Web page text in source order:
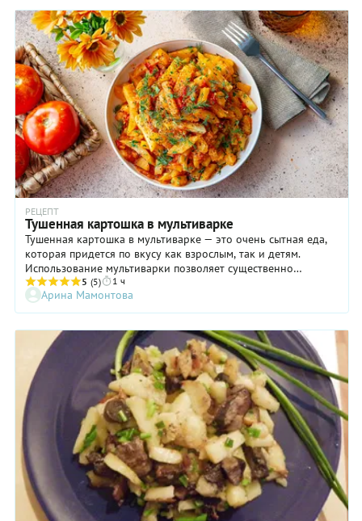
РЕЦЕПТ
Тушенная картошка в мультиварке
Тушенная картошка в мультиварке — это очень сытная еда,
которая придется по вкусу как взрослым, так и детям.
Использование мультиварки позволяет существенно
сократить силы и время, потраченные на приготовление, но
при этом получить достойный результат. Консистенция
тушеной картошки напоминает густое рагу, которое при
этом получается не калорийным и очень питательным. Его
точно оценят люди, которые следят за своим весом. К тому
же в процессе вы можете отступить от рецепта и кроме
картофеля и лука добавить в чашу мультиварки другие
овощи, например, морковь, кабачки, тыкву или цветную
капусту. А если вы не представляете обеда без мясных
продуктов, то к картошке можно положить копченый бекон
или охотничьи колбаски, они придадут пикантный аромат и
вкус. Их нужно класть в начале приготовления вместе с
луком и чесноком.
5 (5) 1 ч
Арина Мамонтова